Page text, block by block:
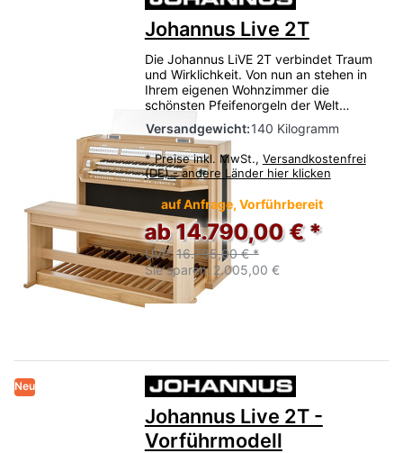
Johannus Live 2T
Die Johannus LiVE 2T verbindet Traum
und Wirklichkeit. Von nun an stehen in
Ihrem eigenen Wohnzimmer die
schönsten Pfeifenorgeln der Welt…
Versandgewicht:140 Kilogramm
* Preise inkl. MwSt., Versandkostenfrei
(DE) - andere Länder hier klicken
auf Anfrage, Vorführbereit
ab 14.790,00 € *
UVP:16.795,00 € *
Sie sparen: 2.005,00 €
Neu
Johannus Live 2T -
Vorführmodell